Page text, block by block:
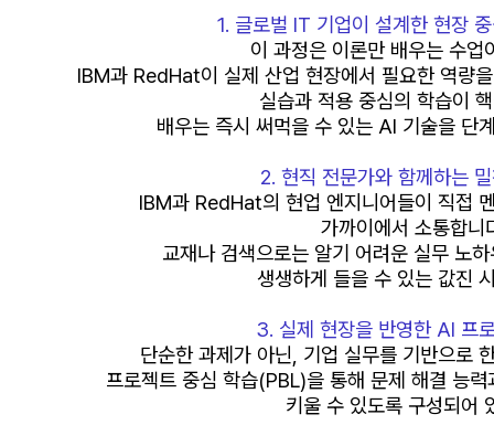
1. 글로벌 IT 기업이 설계한 현장
이 과정은 이론만 배우는 수업
IBM과 RedHat이 실제 산업 현장에서 필요한 역량
실습과 적용 중심의 학습이
배우는 즉시 써먹을 수 있는 AI 기술을 단
2. 현직 전문가와 함께하는
IBM과 RedHat의 현업 엔지니어들이 직접
가까이에서 소통합니
교재나 검색으로는 알기 어려운 실무 노
생생하게 들을 수 있는 값진
3. 실제 현장을 반영한 AI 프
단순한 과제가 아닌, 기업 실무를 기반으로
프로젝트 중심 학습(PBL)을 통해 문제 해결 능
키울 수 있도록 구성되어